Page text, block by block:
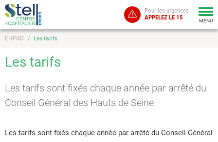
Pour les urgences
APPELEZ LE 15
MENU
EHPAD Les tarifs
Les tarifs
Les tarifs sont fixés chaque année par arrêté du
Conseil Général des Hauts de Seine.
Les tarifs sont fixés chaque année par arrêté du Conseil Général